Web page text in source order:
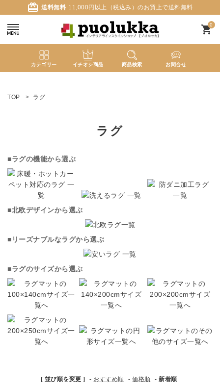
card_giftcard 送料無料 11,000円以上（税込み）のお買上で送料無料
0
shopping_cart
カテゴリー イチオシ商品 商品検索 お問合せ
ようこそ ゲスト 様
新着商品
カテゴリーから探す
ブランド
TOP ラグ
ラグ
■ラグの機能から選ぶ
■北欧デザインから選ぶ
■リーズナブルなラグから選ぶ
■ラグのサイズから選ぶ
[ 並び順を変更 ] - おすすめ順 - 価格順 - 新着順